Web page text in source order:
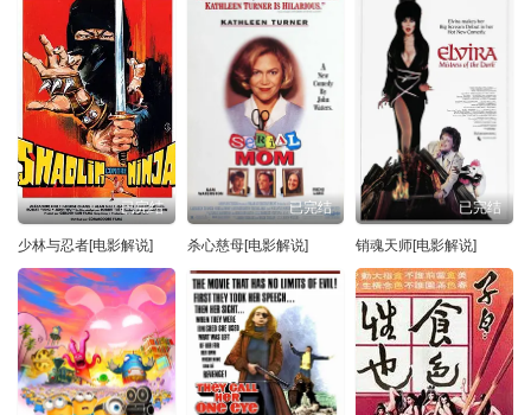
已完结
少林与忍者[电影解说]
已完结
杀心慈母[电影解说]
已完结
销魂天师[电影解说]